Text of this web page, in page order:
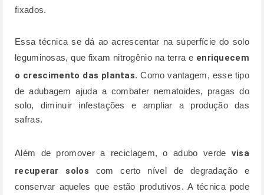
fixados.
Essa técnica se dá ao acrescentar na superfície do solo
leguminosas, que fixam nitrogênio na terra e enriquecem
o crescimento das plantas. Como vantagem, esse tipo
de adubagem ajuda a combater nematoides, pragas do
solo, diminuir infestações e ampliar a produção das
safras.
Além de promover a reciclagem, o adubo verde visa
recuperar solos com certo nível de degradação e
conservar aqueles que estão produtivos. A técnica pode